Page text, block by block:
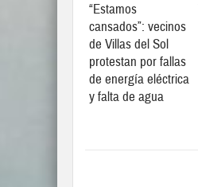
“Estamos
cansados”: vecinos
de Villas del Sol
protestan por fallas
de energía eléctrica
y falta de agua